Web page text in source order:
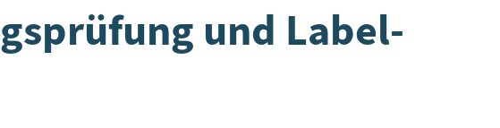
und Label-